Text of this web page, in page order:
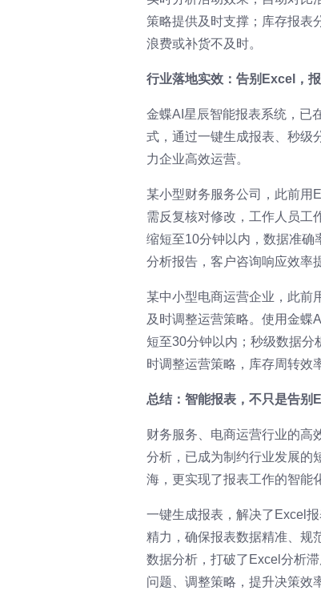
策略提供及时支撑；库存报表
浪费或补货不及时。
行业落地实效：告别Excel，
金蝶AI星辰智能报表系统，已
式，通过一键生成报表、秒级
力企业高效运营。
某小型财务服务公司，此前用
需反复核对修改，工作人员工
缩短至10分钟以内，数据准确
分析报告，客户咨询响应效率
某中小型电商运营企业，此前
及时调整运营策略。使用金蝶
短至30分钟以内；秒级数据分
时调整运营策略，库存周转效
总结：智能报表，不只是告别
财务服务、电商运营行业的高
分析，已成为制约行业发展的
海，更实现了报表工作的智能
一键生成报表，解决了Excel
精力，确保报表数据精准、规
数据分析，打破了Excel分析
问题、调整策略，提升决策效